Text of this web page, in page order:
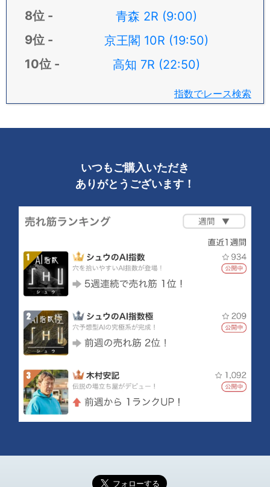
青森 2R (9:00)
京王閣 10R (19:50)
高知 7R (22:50)
指数でレース検索
いつもご購入いただき
ありがとうございます！